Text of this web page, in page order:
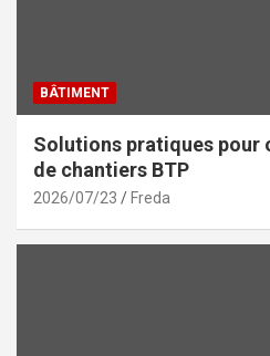
BÂTIMENT
Solutions pratiques pour
de chantiers BTP
2026/07/23 Freda